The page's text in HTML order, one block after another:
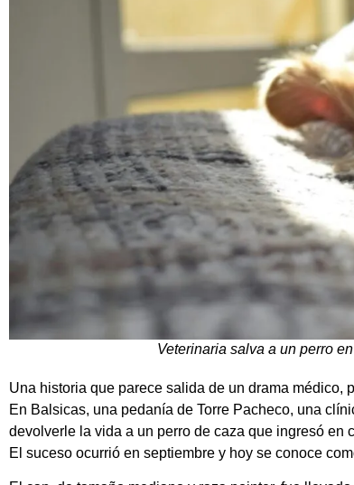
Veterinaria salva a un perro
Una historia que parece salida de un drama médico,
En Balsicas, una pedanía de Torre Pacheco, una
devolverle la vida a un perro de caza que ingresó en
El suceso ocurrió en septiembre y hoy se conoce